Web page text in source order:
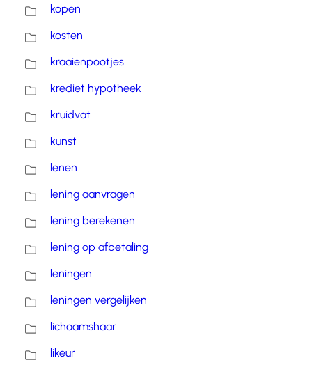
kopen
kosten
kraaienpootjes
krediet hypotheek
kruidvat
kunst
lenen
lening aanvragen
lening berekenen
lening op afbetaling
leningen
leningen vergelijken
lichaamshaar
likeur